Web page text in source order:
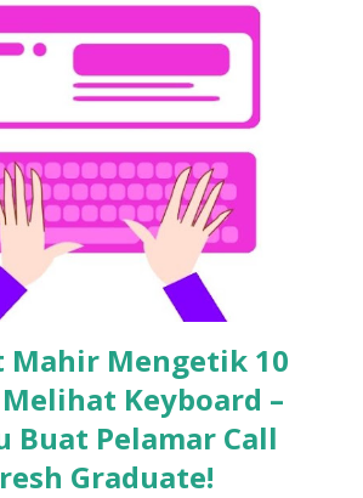
Mahir Mengetik 10
Keyboard –
Buat Pelamar Call
Graduate!